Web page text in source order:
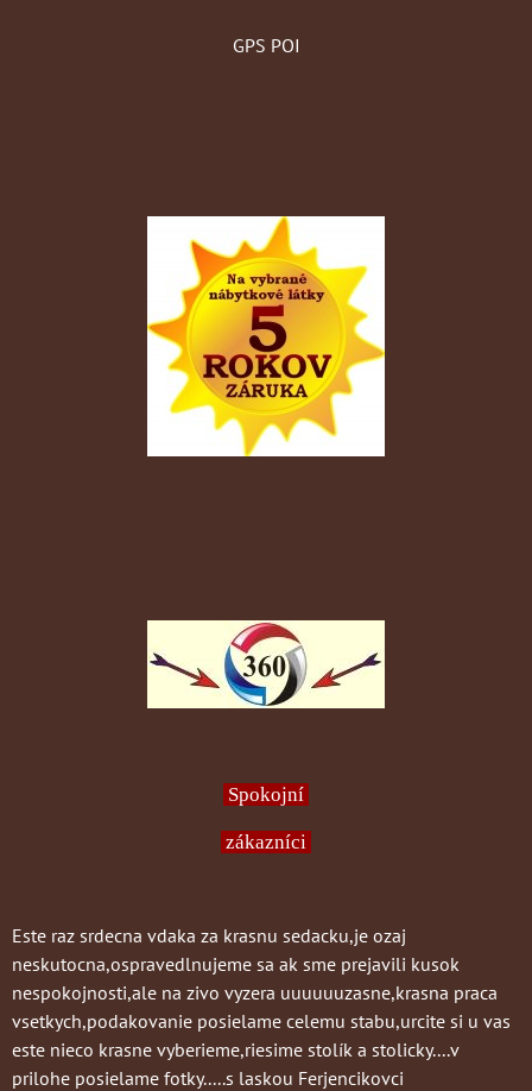
GPS POI
Spokojní
zákazníci
Este raz srdecna vdaka za krasnu sedacku,je ozaj
neskutocna,ospravedlnujeme sa ak sme prejavili kusok
nespokojnosti,ale na zivo vyzera uuuuuuzasne,krasna praca
vsetkych,podakovanie posielame celemu stabu,urcite si u vas
este nieco krasne vyberieme,riesime stolík a stolicky....v
prilohe posielame fotky.....s laskou Ferjencikovci